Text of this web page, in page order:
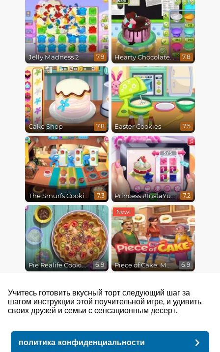
Jelly Madness 2 7.9 Hearty Chocolate Cake 7.8
Cake Shop 7.8 Easter Cookies 7.5
The Smurfs Cooking 7.3 Princess #InstaYuuum Macarons & Flowers 7.2
Pie Realife Cooking 6.9 Piece of Cake: Merge & Bake 6.9
Учитесь готовить вкусный торт следующий шаг за
шагом инструкции этой поучительной игре, и удивить
своих друзей и семьи с сенсационным десерт.
политика конфиденциальности